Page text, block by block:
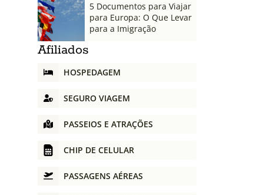
5 Documentos para Viajar
para Europa: O Que Levar
para a Imigração
Afiliados
HOSPEDAGEM
SEGURO VIAGEM
PASSEIOS E ATRAÇÕES
CHIP DE CELULAR
PASSAGENS AÉREAS